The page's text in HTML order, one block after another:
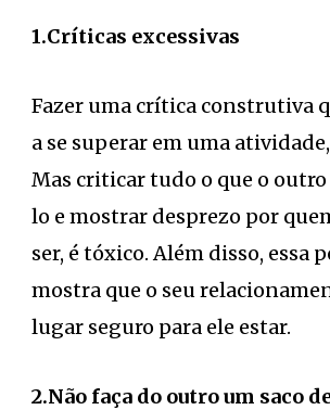
1.Críticas excessivas
Fazer uma crítica construtiva
a se superar em uma
Mas criticar tudo o que o
lo e mostrar desprezo por
ser, é tóxico. Além disso, essa
mostra que o seu
lugar seguro para ele estar.
2.Não faça do outro um saco